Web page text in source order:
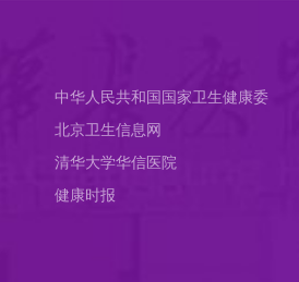
中华人民共和国国家卫生健康委
员会
北京卫生信息网
清华大学华信医院
健康时报